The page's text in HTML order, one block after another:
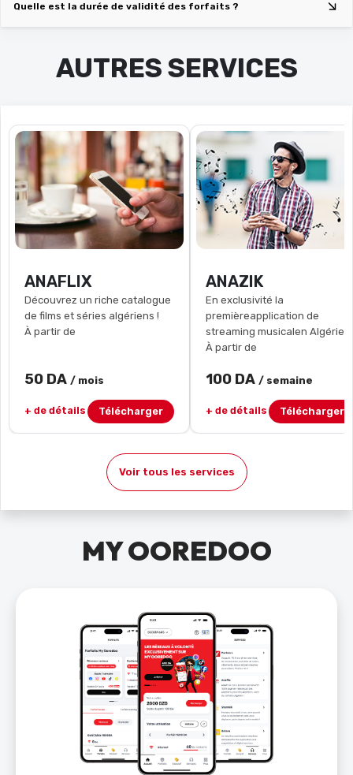
Quelle est la durée de validité des forfaits ?
AUTRES SERVICES
ANAFLIX
Découvrez un riche catalogue
de films et séries algériens !
À partir de
50 DA / mois
+ de détails Télécharger
ANAZIK
En exclusivité la
premièreapplication de
streaming musicalen Algérie !
À partir de
100 DA / semaine
+ de détails Télécharger
Voir tous les services
MY OOREDOO